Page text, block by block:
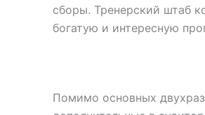
сборы. Тренерский штаб
богатую и интересную
Помимо основных